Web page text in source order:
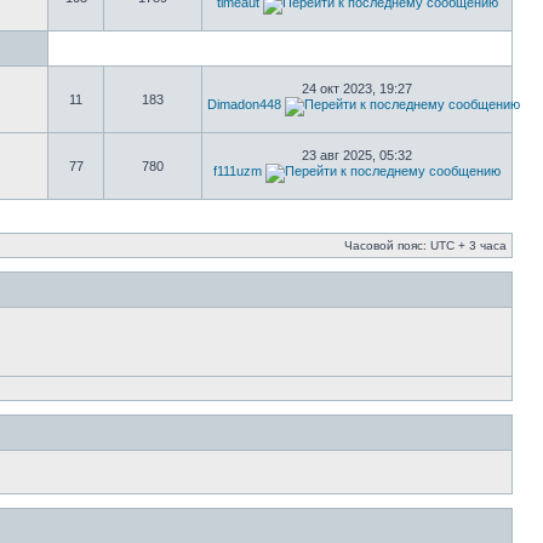
11 183
24 окт 2023, 19:27
Dimadon448
77 780
23 авг 2025, 05:32
f111uzm
Часовой пояс: UTC + 3 часа